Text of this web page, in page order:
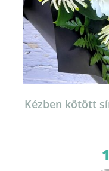
Kézben kötött